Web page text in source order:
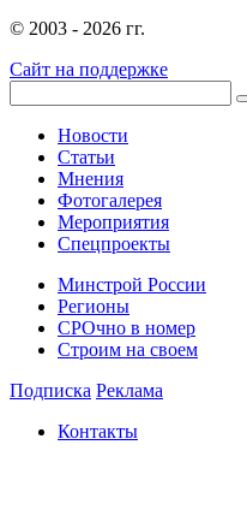
© 2003 - 2026 гг.
Сайт на поддержке
Новости
Статьи
Мнения
Фотогалерея
Мероприятия
Спецпроекты
Минстрой России
Регионы
СРОчно в номер
Строим на своем
Подписка Реклама
Контакты